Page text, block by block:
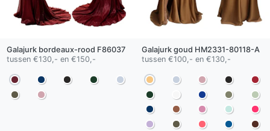
Galajurk bordeaux-rood F86037
tussen €130,- en €150,-
Galajurk goud HM2331-80118-A
tussen €100,- en €130,-